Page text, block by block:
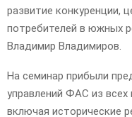
развитие конкуренции,
потребителей в южных
Владимир Владимиров.
На семинар прибыли
управлений ФАС из
включая исторические